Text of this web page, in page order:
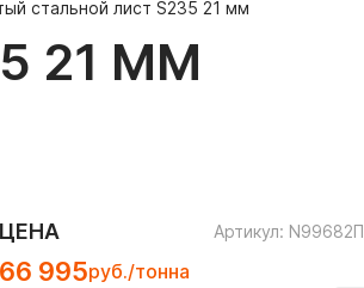
стальной лист S235 21 мм
21 ММ
ЦЕНА Артикул: N99682
66 995руб./тонна